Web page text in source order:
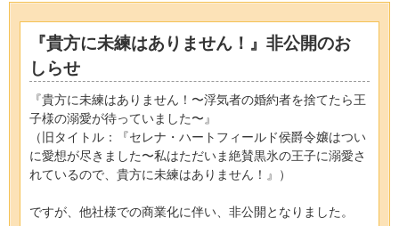
『貴方に未練はありません！』非公開のお
しらせ
『貴方に未練はありません！〜浮気者の婚約者を捨てたら王
子様の溺愛が待っていました〜』
（旧タイトル：『セレナ・ハートフィールド侯爵令嬢はつい
に愛想が尽きました〜私はただいま絶賛黒氷の王子に溺愛さ
れているので、貴方に未練はありません！』）
ですが、他社様での商業化に伴い、非公開となりました。